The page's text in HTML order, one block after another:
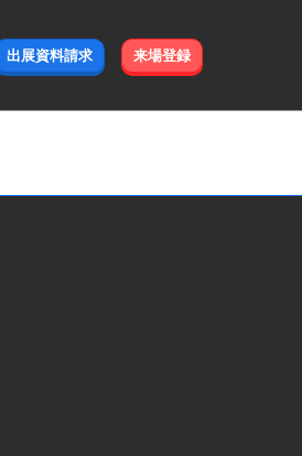
出展資料請求 来場登録